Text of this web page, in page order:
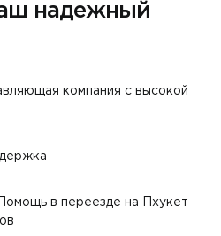
надежный
компания с высокой
в переезде на Пхукет